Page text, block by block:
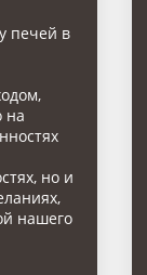
печей в
на
но и
нашего